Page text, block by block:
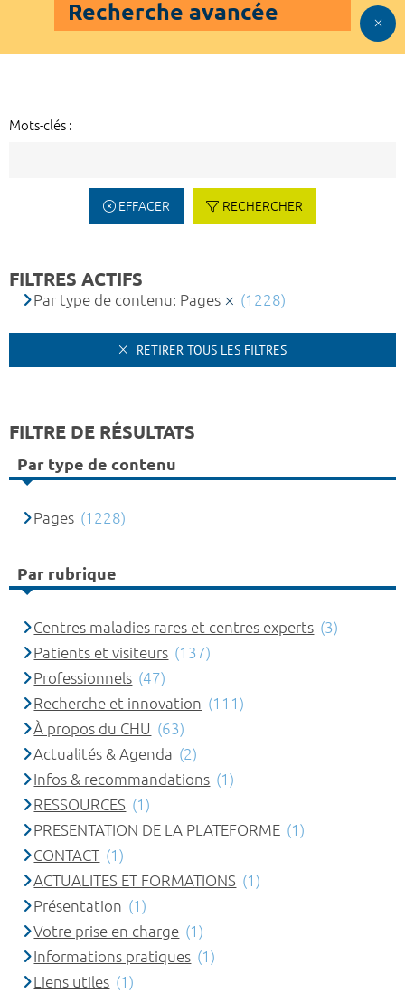
Recherche avancée
Mots-clés :
EFFACER RECHERCHER
FILTRES ACTIFS
Par type de contenu: Pages (1228)
RETIRER TOUS LES FILTRES
FILTRE DE RÉSULTATS
Par type de contenu
Pages (1228)
Par rubrique
Centres maladies rares et centres experts (3)
Patients et visiteurs (137)
Professionnels (47)
Recherche et innovation (111)
À propos du CHU (63)
Actualités & Agenda (2)
Infos & recommandations (1)
RESSOURCES (1)
PRESENTATION DE LA PLATEFORME (1)
CONTACT (1)
ACTUALITES ET FORMATIONS (1)
Présentation (1)
Votre prise en charge (1)
Informations pratiques (1)
Liens utiles (1)